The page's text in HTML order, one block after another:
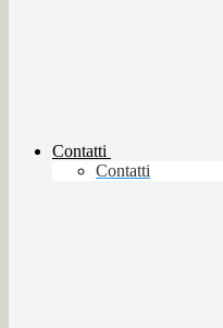
Contatti
Contatti